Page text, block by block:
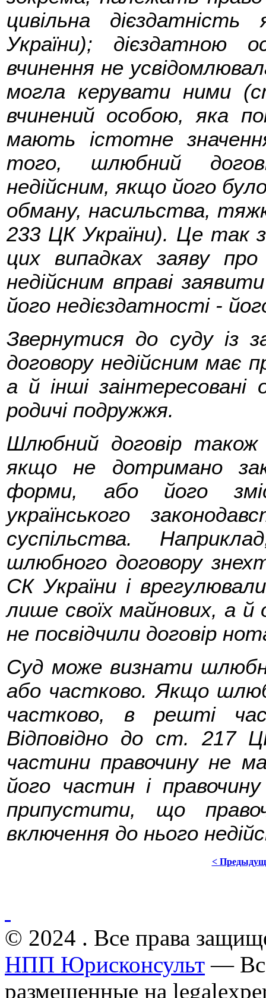
цивільна
України);
вчинення не
могла керувати ними
вчинений особою, яка
мають істотне
того, шлюбний
недійсним, якщо його
обману, насильства,
233 ЦК України). Це так
цих випадках заяву
недійсним вправі
його недієздатності -
Звернутися до суду із
договору недійсним має
а й інші
родичі подружжя.
Шлюбний договір також
якщо не дотримано
форми, або його
українського
суспільства.
шлюбного договору
СК України і
лише своїх майнових, а
не посвідчили договір
Суд може визнати
або частково. Якщо
частково, в решті
Відповідно до ст. 217
частини правочину не
його частин і
припустити, що
включення до нього
<
© 2024 . Все права
НПП Юрисконсульт —
размещенные на